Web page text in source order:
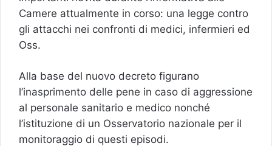
Camere attualmente in corso: una legge contro
gli attacchi nei confronti di medici, infermieri ed
Oss.
Alla base del nuovo decreto figurano
l’inasprimento delle pene in caso di aggressione
al personale sanitario e medico nonché
l’istituzione di un Osservatorio nazionale per il
monitoraggio di questi episodi.